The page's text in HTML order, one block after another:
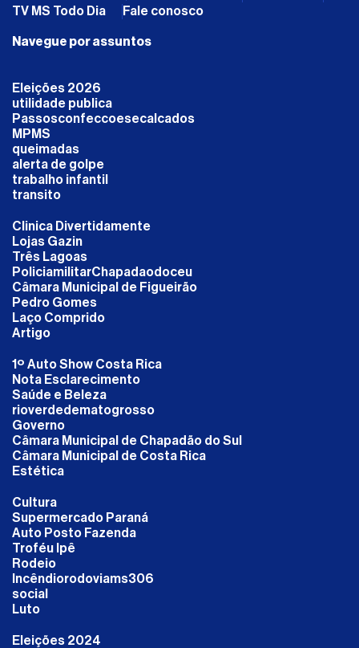
TV MS Todo Dia
Fale conosco
Navegue por assuntos
Eleições 2026
utilidade publica
Passosconfeccoesecalcados
MPMS
queimadas
alerta de golpe
trabalho infantil
transito
Clinica Divertidamente
Lojas Gazin
Três Lagoas
PoliciamilitarChapadaodoceu
Câmara Municipal de Figueirão
Pedro Gomes
Laço Comprido
Artigo
1º Auto Show Costa Rica
Nota Esclarecimento
Saúde e Beleza
rioverdedematogrosso
Governo
Câmara Municipal de Chapadão do Sul
Câmara Municipal de Costa Rica
Estética
Cultura
Supermercado Paraná
Auto Posto Fazenda
Troféu Ipê
Rodeio
Incêndiorodoviams306
social
Luto
Eleições 2024